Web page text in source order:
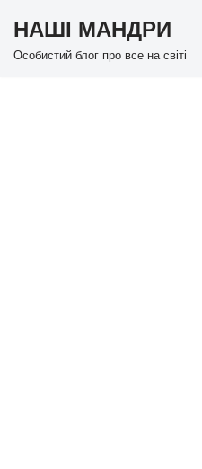
Перейти
НАШІ МАНДРИ
Особистий блог про все на світі